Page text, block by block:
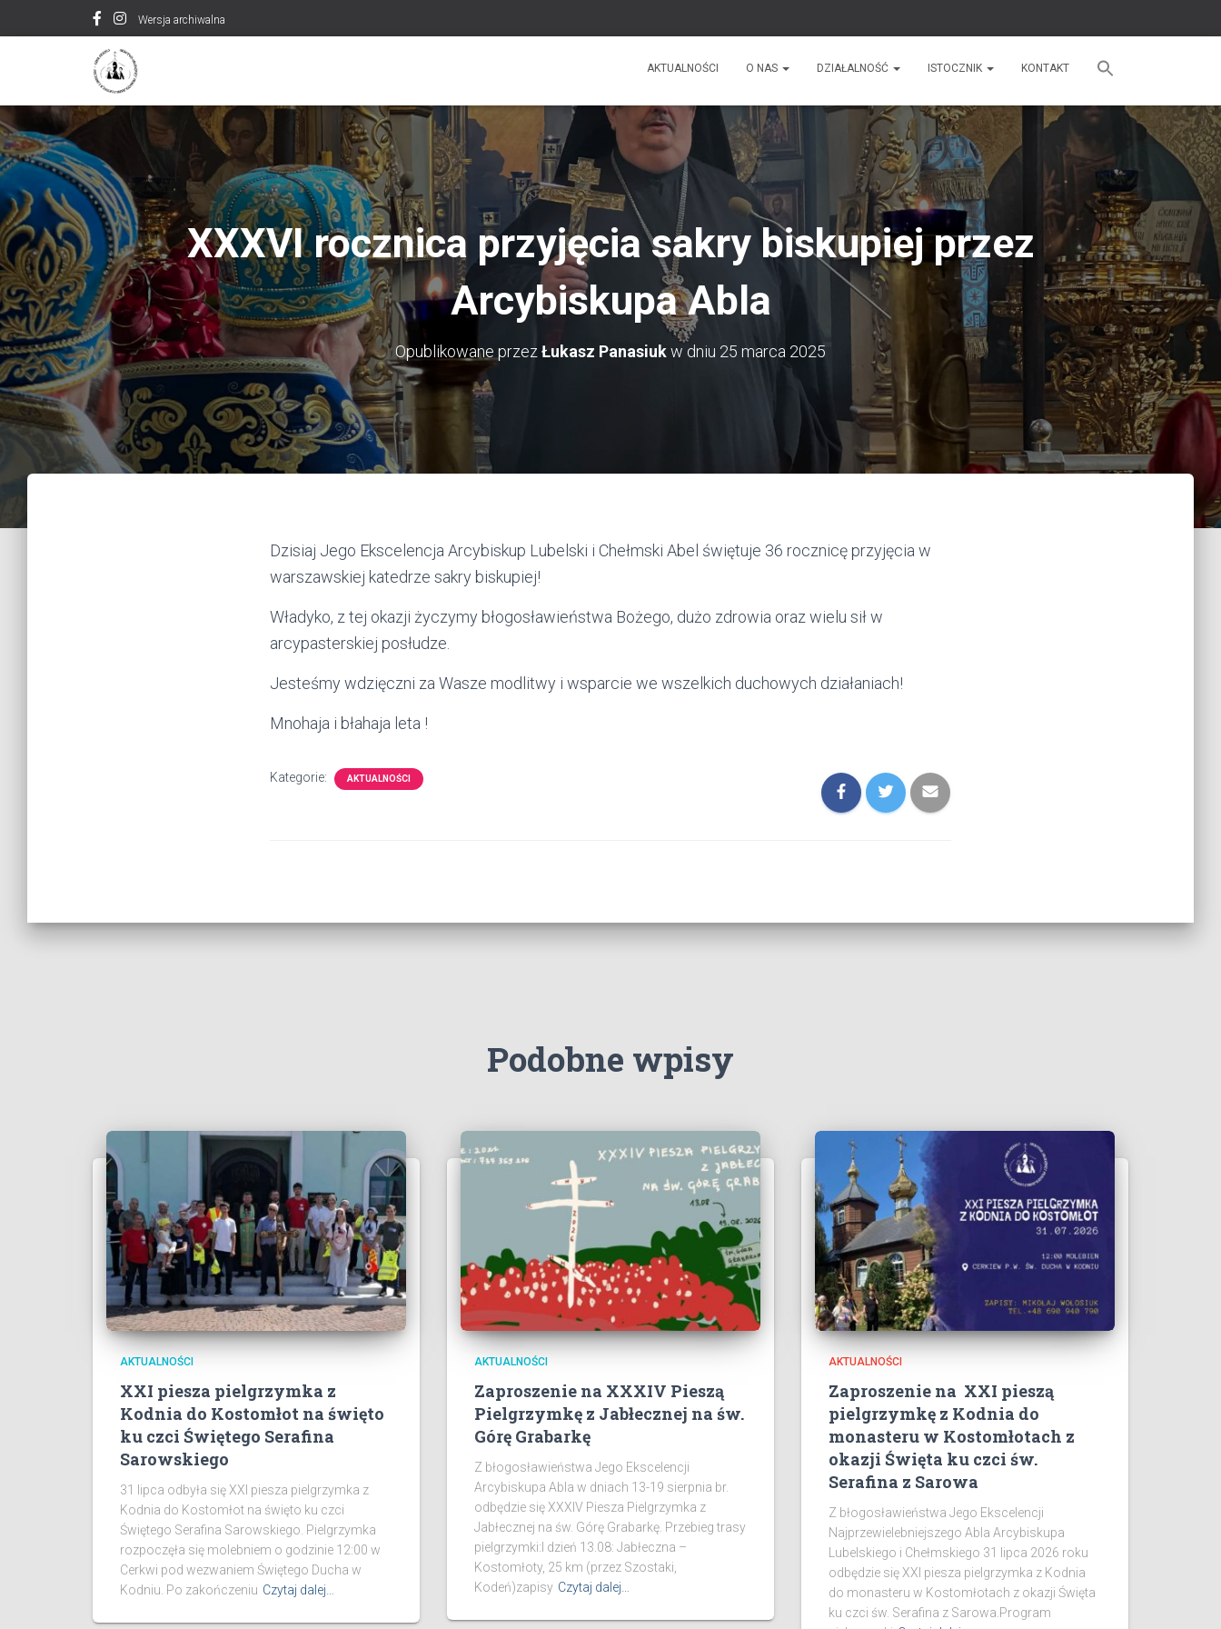
Wersja archiwalna
AKTUALNOŚCI O NAS DZIAŁALNOŚĆ ISTOCZNIK KONTAKT
XXXVI rocznica przyjęcia sakry biskupiej przez
Arcybiskupa Abla
Opublikowane przez Łukasz Panasiukw dniu 25 marca 2025
Dzisiaj Jego Ekscelencja Arcybiskup Lubelski i Chełmski Abel świętuje 36 rocznicę przyjęcia w
warszawskiej katedrze sakry biskupiej!
Władyko, z tej okazji życzymy błogosławieństwa Bożego, dużo zdrowia oraz wielu sił w
arcypasterskiej posłudze.
Jesteśmy wdzięczni za Wasze modlitwy i wsparcie we wszelkich duchowych działaniach!
Mnohaja i błahaja leta !
Kategorie: AKTUALNOŚCI
Podobne wpisy
AKTUALNOŚCI
XXI piesza pielgrzymka z
Kodnia do Kostomłot na święto
ku czci Świętego Serafina
Sarowskiego
31 lipca odbyła się XXI piesza pielgrzymka z
Kodnia do Kostomłot na święto ku czci
Świętego Serafina Sarowskiego. Pielgrzymka
rozpoczęła się molebniem o godzinie 12:00 w
Cerkwi pod wezwaniem Świętego Ducha w
Kodniu. Po zakończeniu Czytaj dalej…
AKTUALNOŚCI
Zaproszenie na XXXIV Pieszą
Pielgrzymkę z Jabłecznej na św.
Górę Grabarkę
Z błogosławieństwa Jego Ekscelencji
Arcybiskupa Abla w dniach 13-19 sierpnia br.
odbędzie się XXXIV Piesza Pielgrzymka z
Jabłecznej na św. Górę Grabarkę. Przebieg trasy
pielgrzymki:I dzień 13.08: Jabłeczna –
Kostomłoty, 25 km (przez Szostaki,
Kodeń)zapisy Czytaj dalej…
AKTUALNOŚCI
Zaproszenie na XXI pieszą
pielgrzymkę z Kodnia do
monasteru w Kostomłotach z
okazji Święta ku czci św.
Serafina z Sarowa
Z błogosławieństwa Jego Ekscelencji
Najprzewielebniejszego Abla Arcybiskupa
Lubelskiego i Chełmskiego 31 lipca 2026 roku
odbędzie się XXI piesza pielgrzymka z Kodnia
do monasteru w Kostomłotach z okazji Święta
ku czci św. Serafina z Sarowa.Program